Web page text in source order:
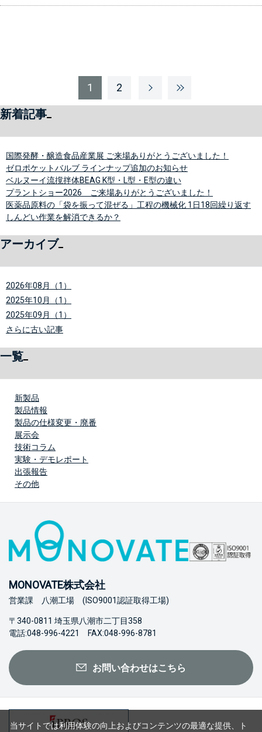
1 2
新着記事
国際発酵・醸造食品産業展 ご来場ありがとうございました！
ゼロポケットバルブ ラインナップ追加のお知らせ
ベルヌーイ流撹拌体BEAG K型・L型・E型の違い
プラントショー2026 ご来場ありがとうございました！
医薬品原料の「袋を振って混ぜる」工程の機械化 1日18回繰り返す
しんどい作業を解消できるか？
アーカイブ
2026年08月（1）
2025年10月（1）
2025年09月（1）
さらに古い記事
一覧
新製品
製品情報
製品の仕様変更・廃番
展示会
技術コラム
実験・デモレポート
出張報告
その他
MONOVATE株式会社
営業課 八潮工場 (ISO9001認証取得工場)
〒340-0811 埼玉県八潮市二丁目358
電話:048-996-4221 FAX:048-996-8781
お問い合わせはこちら
当サイトでは利用体験の向上およびコンテンツの最適な提供、ト